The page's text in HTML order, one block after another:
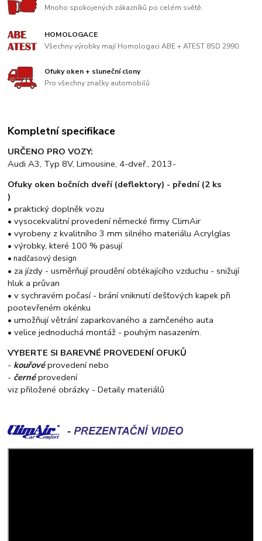
Mnoho spokojených zákazníků po celém světě.
HOMOLOGACE
Všechny výrobky mají Homologaci ABE + ATEST 8SD 2990.
Ofuky oken + sluneční clony
Pro všechny značky automobilů
Kompletní specifikace
URČENO PRO VOZY:
Audi A3, Typ 8V, Limousine, 4-dveř., 2013-
Ofuky oken bočních dveří (deflektory) - přední (2 ks
)
• praktický doplněk vozu
• vysocekvalitní provedení německé firmy ClimAir
• vyrobeny z kvalitního 3 mm silného materiálu Acrylglas
• výrobky, které 100 % pasují
• nadčasový design
• za jízdy - usměrňují proudění obtékajícího vzduchu - snižují
hluk a průvan
• v sychravém počasí - brání vniknutí dešťových kapek při
pootevřeném okénku
• umožňují větrání zaparkovaného a zamčeného auta
• velice jednoduchá montáž - pouhým nasazením.
VYBERTE SI BAREVNÉ PROVEDENÍ OFUKŮ
- kouřovéprovedení nebo
- černéprovedení
viz přiložené obrázky - Detaily materiálů